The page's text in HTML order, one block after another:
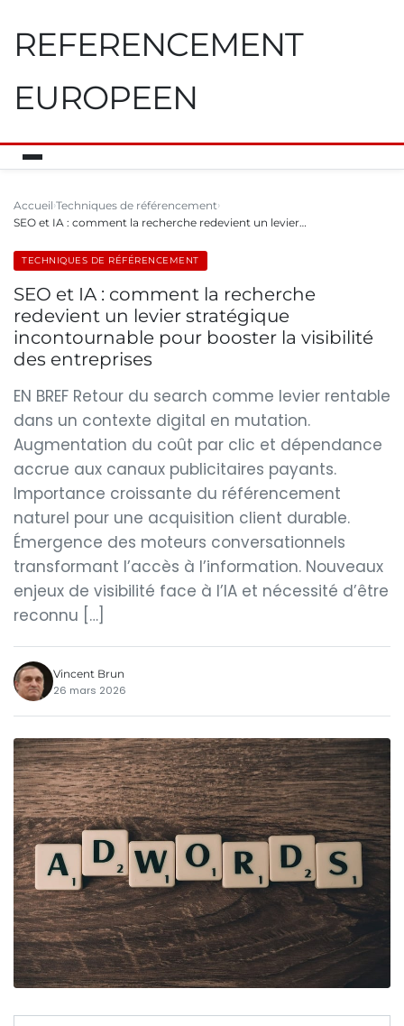
REFERENCEMENT
EUROPEEN
Accueil Techniques de référencement
SEO et IA : comment la recherche redevient un levier…
TECHNIQUES DE RÉFÉRENCEMENT
SEO et IA : comment la recherche
redevient un levier stratégique
incontournable pour booster la visibilité
des entreprises
EN BREF Retour du search comme levier rentable
dans un contexte digital en mutation.
Augmentation du coût par clic et dépendance
accrue aux canaux publicitaires payants.
Importance croissante du référencement
naturel pour une acquisition client durable.
Émergence des moteurs conversationnels
transformant l’accès à l’information. Nouveaux
enjeux de visibilité face à l’IA et nécessité d’être
reconnu […]
Vincent Brun
26 mars 2026